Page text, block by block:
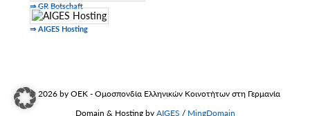
⇒ GR Botschaft
⇒ AIGES Hosting
© 2026 by OEK - Ομοσπονδία Ελληνικών Κοινοτήτων στη Γερμανία
Domain & Hosting by AIGES / MingDomain